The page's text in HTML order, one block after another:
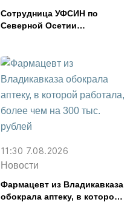
Сотрудница УФСИН по
Северной Осетии
смыслов»
11:30 7.08.2026
Новости
Фармацевт из Владикавказа
обокрала аптеку, в которой